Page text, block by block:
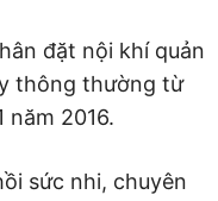
đặt nội khí quản
thông thường từ
năm 2016.
sức nhi, chuyên